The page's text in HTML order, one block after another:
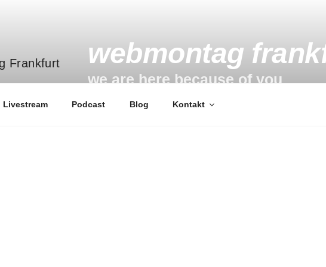
webmontag
we are here because of you
Livestream Podcast Blog Kontakt